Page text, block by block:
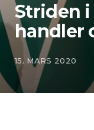
Striden i
handler
15. MARS 2020